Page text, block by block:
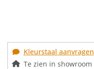
Kleurstaal aanvragen
Te zien in showroom